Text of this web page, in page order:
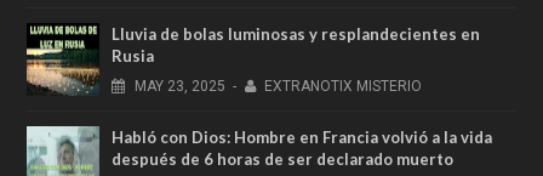
Lluvia de bolas luminosas y resplandecientes en
Rusia
MAY 23, 2025 - EXTRANOTIX MISTERIO
Habló con Dios: Hombre en Francia volvió a la vida
después de 6 horas de ser declarado muerto